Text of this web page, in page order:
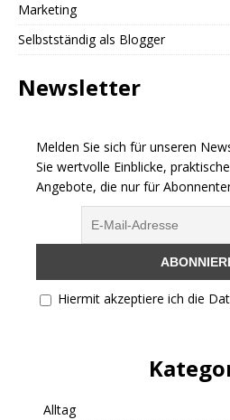
Marketing
Selbstständig als Blogger
Newsletter
Melden Sie sich für unseren
Sie wertvolle Einblicke,
Angebote, die nur für
Hiermit akzeptiere ich die
Alltag